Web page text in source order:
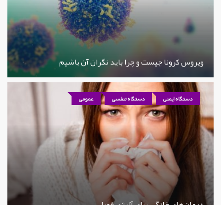
ویروس کرونا چیست و چرا باید نگران آن باشیم
دستگاه ایمنی دستگاه تنفسی عمومی